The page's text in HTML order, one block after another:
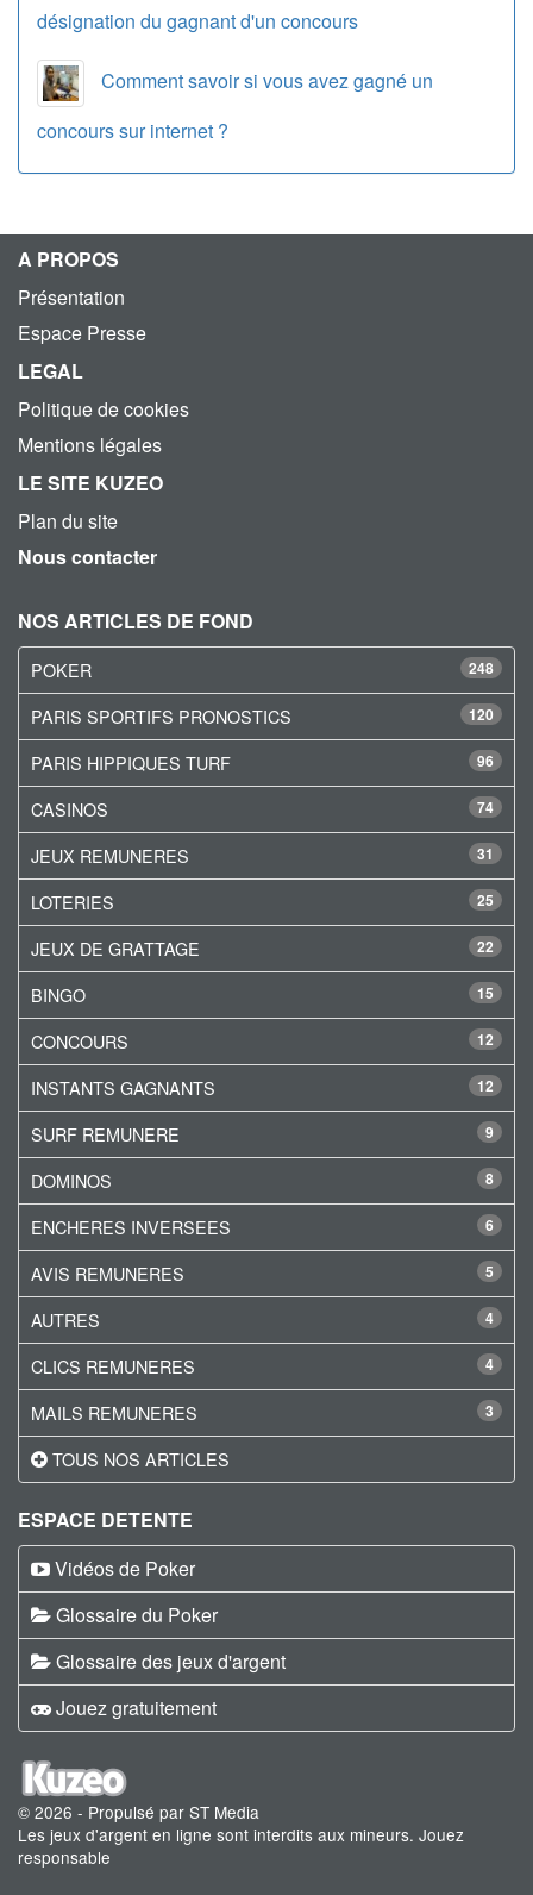
désignation du gagnant d'un concours
Comment savoir si vous avez gagné un
concours sur internet ?
A PROPOS
Présentation
Espace Presse
LEGAL
Politique de cookies
Mentions légales
LE SITE KUZEO
Plan du site
Nous contacter
NOS ARTICLES DE FOND
248
POKER
120
PARIS SPORTIFS PRONOSTICS
96
PARIS HIPPIQUES TURF
74
CASINOS
31
JEUX REMUNERES
25
LOTERIES
22
JEUX DE GRATTAGE
15
BINGO
12
CONCOURS
12
INSTANTS GAGNANTS
9
SURF REMUNERE
8
DOMINOS
6
ENCHERES INVERSEES
5
AVIS REMUNERES
4
AUTRES
4
CLICS REMUNERES
3
MAILS REMUNERES
TOUS NOS ARTICLES
ESPACE DETENTE
Vidéos de Poker
Glossaire du Poker
Glossaire des jeux d'argent
Jouez gratuitement
© 2026 - Propulsé par ST Media
Les jeux d'argent en ligne sont interdits aux mineurs. Jouez
responsable